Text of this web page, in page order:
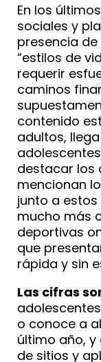
En los
sociales y
presencia
“estilos de
requerir
caminos
contenido
adultos,
destacar los
mencionan
junto a
mucho más
deportivas
que
rápida y sin
Las cifras
o conoce a
último año, y
de sitios y